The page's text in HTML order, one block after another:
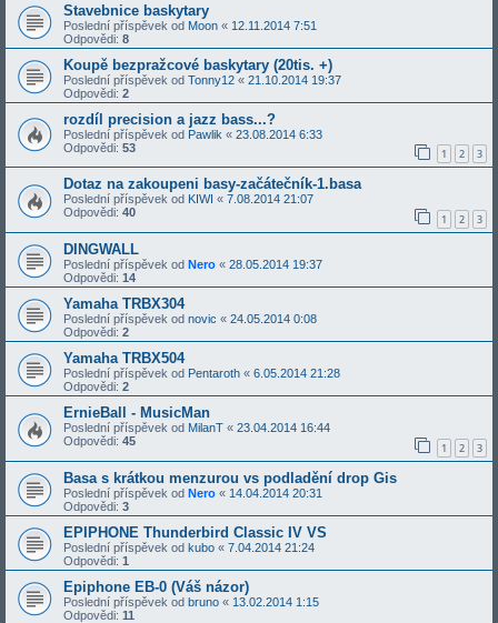
Stavebnice baskytary
Poslední příspěvek od Moon « 12.11.2014 7:51
Odpovědi: 8
Koupě bezpražcové baskytary (20tis. +)
Poslední příspěvek od Tonny12 « 21.10.2014 19:37
Odpovědi: 2
rozdíl precision a jazz bass...?
Poslední příspěvek od Pawlik « 23.08.2014 6:33
Odpovědi: 53 1 2 3
Dotaz na zakoupeni basy-začátečník-1.basa
Poslední příspěvek od KIWI « 7.08.2014 21:07
Odpovědi: 40 1 2 3
DINGWALL
Poslední příspěvek od Nero « 28.05.2014 19:37
Odpovědi: 14
Yamaha TRBX304
Poslední příspěvek od novic « 24.05.2014 0:08
Odpovědi: 2
Yamaha TRBX504
Poslední příspěvek od Pentaroth « 6.05.2014 21:28
Odpovědi: 2
ErnieBall - MusicMan
Poslední příspěvek od MilanT « 23.04.2014 16:44
Odpovědi: 45 1 2 3
Basa s krátkou menzurou vs podladění drop Gis
Poslední příspěvek od Nero « 14.04.2014 20:31
Odpovědi: 3
EPIPHONE Thunderbird Classic IV VS
Poslední příspěvek od kubo « 7.04.2014 21:24
Odpovědi: 1
Epiphone EB-0 (Váš názor)
Poslední příspěvek od bruno « 13.02.2014 1:15
Odpovědi: 11